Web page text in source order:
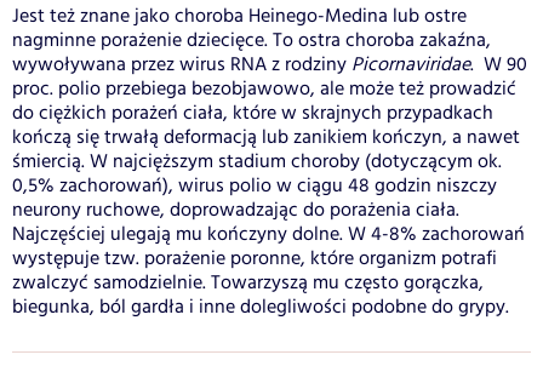
Jest też znane jako choroba Heinego-Medina lub ostre
nagminne porażenie dziecięce. To ostra choroba zakaźna,
wywoływana przez wirus RNA z rodziny Picornaviridae. W 90
proc. polio przebiega bezobjawowo, ale może też prowadzić
do ciężkich porażeń ciała, które w skrajnych przypadkach
kończą się trwałą deformacją lub zanikiem kończyn, a nawet
śmiercią. W najcięższym stadium choroby (dotyczącym ok.
0,5% zachorowań), wirus polio w ciągu 48 godzin niszczy
neurony ruchowe, doprowadzając do porażenia ciała.
Najczęściej ulegają mu kończyny dolne. W 4-8% zachorowań
występuje tzw. porażenie poronne, które organizm potrafi
zwalczyć samodzielnie. Towarzyszą mu często gorączka,
biegunka, ból gardła i inne dolegliwości podobne do grypy.